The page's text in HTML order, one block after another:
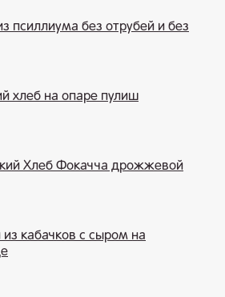
псиллиума без отрубей и без
хлеб на опаре пулиш
Хлеб Фокачча дрожжевой
из кабачков с сыром на